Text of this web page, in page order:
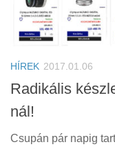
HÍREK 2017.01.06
Radikális
nál!
Csupán pár napig